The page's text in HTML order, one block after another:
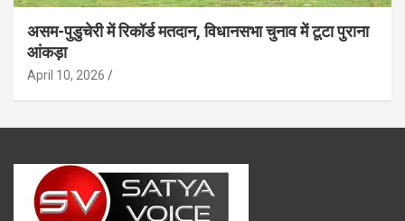
असम-पुडुचेरी में रिकॉर्ड मतदान, विधानसभा चुनाव में टूटा पुराना
आंकड़ा
April 10, 2026